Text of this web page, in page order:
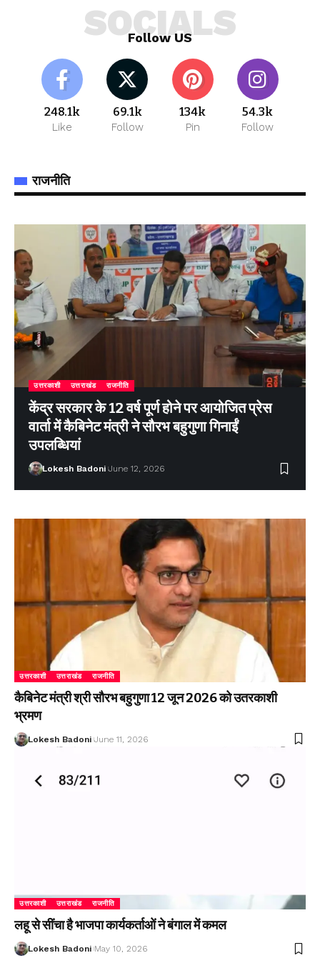
Follow US
SOCIALS
248.1k
Like
69.1k
Follow
134k
Pin
54.3k
Follow
राजनीति
उत्तरकाशी उत्तराखंड राजनीति
केंद्र सरकार के 12 वर्ष पूर्ण होने पर आयोजित प्रेस
वार्ता में कैबिनेट मंत्री ने सौरभ बहुगुणा गिनाईं
उपलब्धियां
Lokesh Badoni June 12, 2026
उत्तरकाशी उत्तराखंड राजनीति
कैबिनेट मंत्री श्री सौरभ बहुगुणा 12 जून 2026 को उतरकाशी
भ्रमण
Lokesh Badoni June 11, 2026
उत्तरकाशी उत्तराखंड राजनीति
लहू से सींचा है भाजपा कार्यकर्ताओं ने बंगाल में कमल
Lokesh Badoni May 10, 2026